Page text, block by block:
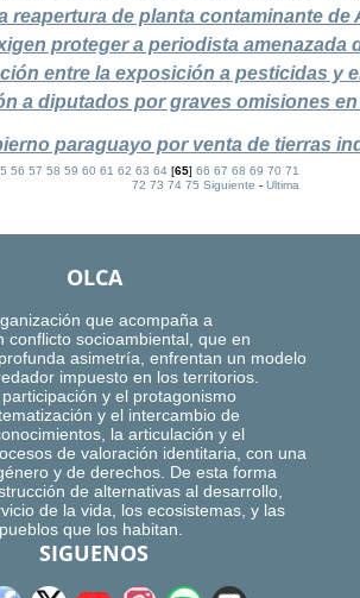
reapertura de planta contaminante de
proteger a periodista amenazada
entre la exposición a pesticidas y
a diputados por graves omisiones
paraguayo por venta de tierras
56 57 58 59 60 61 62 63 64 [65]66 67 68 69 70 71
72 73 74 75 Siguiente -Ultima
OLCA
que acompaña a
conflicto socioambiental, que en
asimetría, enfrentan un modelo
impuesto en los territorios.
y el protagonismo
y el intercambio de
la articulación y el
de valoración identitaria, con una
y de derechos. De esta forma
de alternativas al desarrollo,
de la vida, los ecosistemas, y las
que los habitan.
SIGUENOS